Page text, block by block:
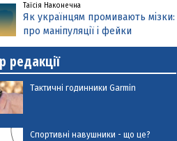
Таїсія Наконечна
Як українцям промивають мізки:
про маніпуляції і фейки
редакції
Тактичні годинники Garmin
Спортивні навушники - що це?